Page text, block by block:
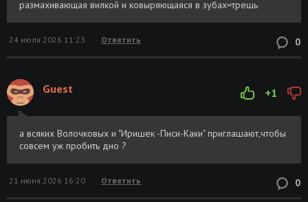
размахивающая вилкой и ковыряющаяся в зубах=трешь
0
24 июля 2026 11:23 Ответить
+1
Guest
а всяких Волочковых и "Иришек -Писи-Каки" приглашают,чтобы
совсем уж пробить дно ?
0
21 июня 2026 16:20 Ответить